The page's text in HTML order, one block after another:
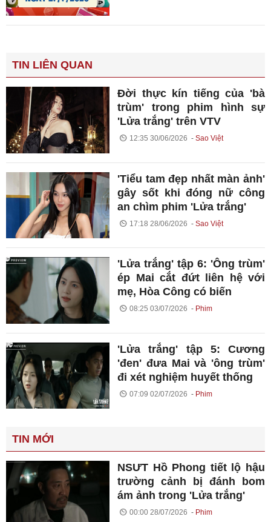
TIN LIÊN QUAN
Đời thực kín tiếng của 'bà
trùm' trong phim hình sự
'Lửa trắng' trên VTV
12:35 30/06/2026 Sao Việt
'Tiểu tam đẹp nhất màn ảnh'
gây sốt khi đóng nữ công
an chìm phim 'Lửa trắng'
17:18 28/06/2026 Sao Việt
'Lửa trắng' tập 6: 'Ông trùm'
ép Mai cắt đứt liên hệ với
mẹ, Hòa Công có biến
08:25 03/07/2026 Phim
'Lửa trắng' tập 5: Cương
'đen' đưa Mai và 'ông trùm'
đi xét nghiệm huyết thống
07:09 02/07/2026 Phim
TIN MỚI
NSƯT Hồ Phong tiết lộ hậu
trường cảnh bị đánh bom
ám ảnh trong 'Lửa trắng'
00:00 28/07/2026 Phim